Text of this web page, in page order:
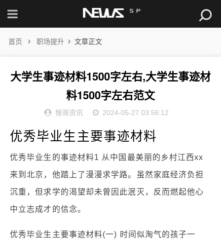
首页 职场提升 文章正文
大学生事迹材料1500字左右,大学生事迹材
料1500字左右范文
猴哥资讯 2024-05-27 03:56:12
优秀毕业生主要事迹材料
优秀毕业生的事迹材料1 从中国最美丽的乡村江西xx
来到北京，他踏上了漫漫求学路。虽然家庭经济负担
沉重，但求学的渴望却未曾因此泯灭，反而燃起他心
中立志成才的信念。
优秀毕业生主要事迹材料(一) 时间似淘气的孩子一